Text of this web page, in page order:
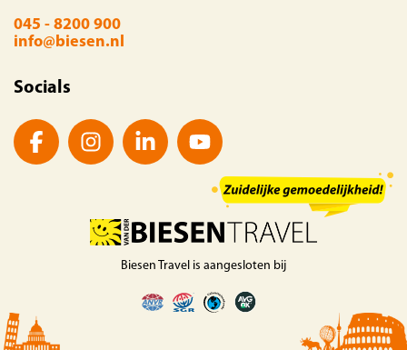
045 - 8200 900
info@biesen.nl
Socials
Biesen Travel is aangesloten bij